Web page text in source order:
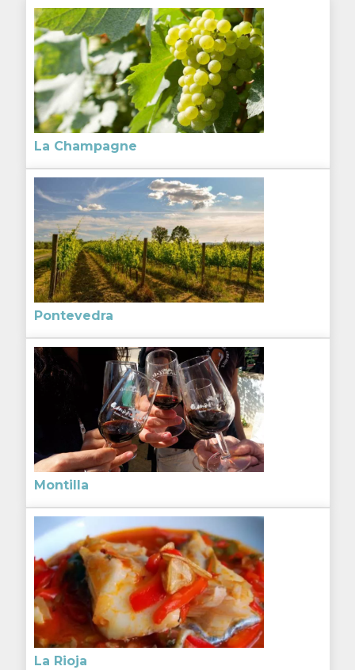
La Champagne
Pontevedra
Montilla
La Rioja